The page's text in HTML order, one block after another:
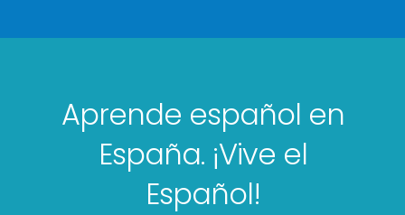
Aprende español en
España. ¡Vive el
Español!